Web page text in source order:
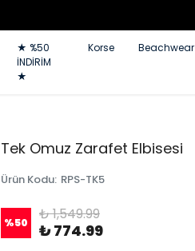
★ %50
İNDİRİM
★
Korse Beachwear
Tek Omuz Zarafet Elbisesi
Ürün Kodu: RPS-TK5
%50 ₺ 1,549.99
₺ 774.99